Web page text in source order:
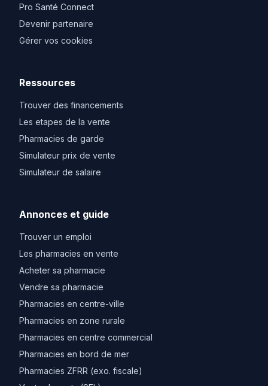
Pro Santé Connect
Devenir partenaire
Gérer vos cookies
Ressources
Trouver des financements
Les etapes de la vente
Pharmacies de garde
Simulateur prix de vente
Simulateur de salaire
Annonces et guide
Trouver un emploi
Les pharmacies en vente
Acheter sa pharmacie
Vendre sa pharmacie
Pharmacies en centre-ville
Pharmacies en zone rurale
Pharmacies en centre commercial
Pharmacies en bord de mer
Pharmacies ZFRR (exo. fiscale)